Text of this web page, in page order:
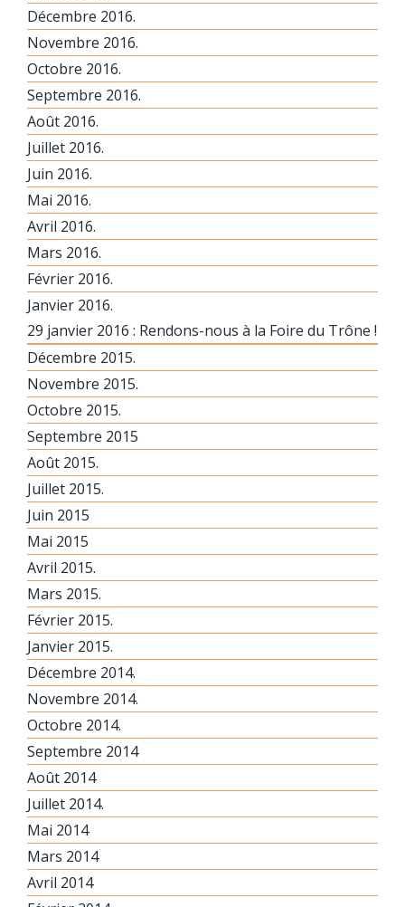
Décembre 2016.
Novembre 2016.
Octobre 2016.
Septembre 2016.
Août 2016.
Juillet 2016.
Juin 2016.
Mai 2016.
Avril 2016.
Mars 2016.
Février 2016.
Janvier 2016.
29 janvier 2016 : Rendons-nous à la Foire du Trône !
Décembre 2015.
Novembre 2015.
Octobre 2015.
Septembre 2015
Août 2015.
Juillet 2015.
Juin 2015
Mai 2015
Avril 2015.
Mars 2015.
Février 2015.
Janvier 2015.
Décembre 2014.
Novembre 2014.
Octobre 2014.
Septembre 2014
Août 2014
Juillet 2014.
Mai 2014
Mars 2014
Avril 2014